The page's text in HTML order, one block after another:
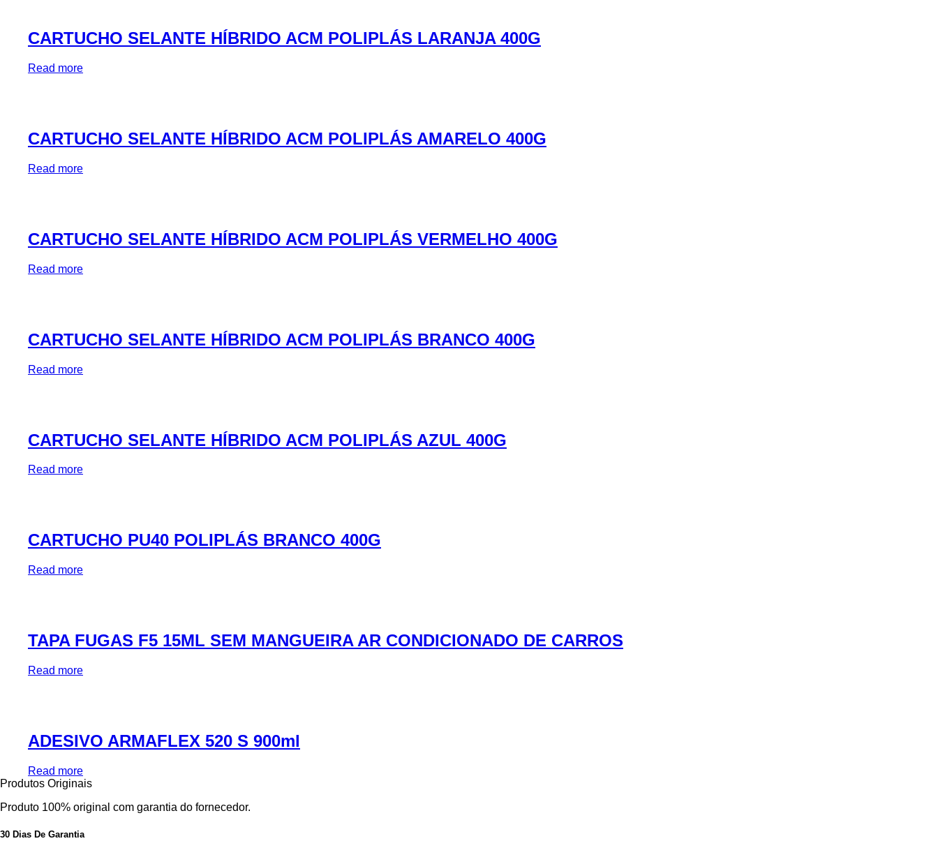
CARTUCHO SELANTE HÍBRIDO ACM POLIPLÁS LARANJA 400G
Read more
CARTUCHO SELANTE HÍBRIDO ACM POLIPLÁS AMARELO 400G
Read more
CARTUCHO SELANTE HÍBRIDO ACM POLIPLÁS VERMELHO 400G
Read more
CARTUCHO SELANTE HÍBRIDO ACM POLIPLÁS BRANCO 400G
Read more
CARTUCHO SELANTE HÍBRIDO ACM POLIPLÁS AZUL 400G
Read more
CARTUCHO PU40 POLIPLÁS BRANCO 400G
Read more
TAPA FUGAS F5 15ML SEM MANGUEIRA AR CONDICIONADO DE CARROS
Read more
ADESIVO ARMAFLEX 520 S 900ml
Read more
Produtos Originais
Produto 100% original com garantia do fornecedor.
30 Dias De Garantia